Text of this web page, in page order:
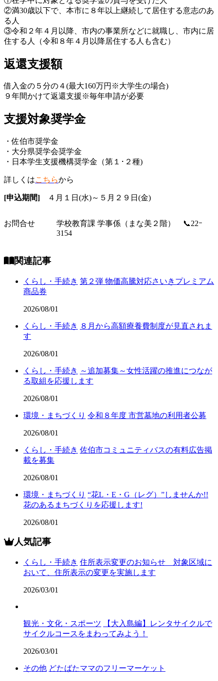
②満30歳以下で、本市に８年以上継続して居住する意志のあ
る人
③令和２年４月以降、市内の事業所などに就職し、市内に居
住する人（令和８年４月以降居住する人も含む）
返還支援額
借入金の５分の４(最大160万円※大学生の場合)
９年間かけて返還支援※毎年申請が必要
支援対象奨学金
・佐伯市奨学金
・大分県奨学会奨学金
・日本学生支援機構奨学金（第１･２種)
詳しくはこちらから
[申込期間] ４月１日(水)～５月２９日(金)
お問合せ
学校教育課 学事係（まな美２階） 📞22ｰ
3154
関連記事
くらし・手続き 第２弾 物価高騰対応さいきプレミアム
商品券
2026/08/01
くらし・手続き ８月から高額療養費制度が見直されま
す
2026/08/01
くらし・手続き ～追加募集～女性活躍の推進につなが
る取組を応援します
2026/08/01
環境・まちづくり 令和８年度 市営墓地の利用者公募
2026/08/01
くらし・手続き 佐伯市コミュニティバスの有料広告掲
載を募集
2026/08/01
環境・まちづくり “花L・E・G（レグ）”しませんか!!
花のあるまちづくりを応援します!
2026/08/01
人気記事
くらし・手続き 住所表示変更のお知らせ 対象区域に
おいて、住所表示の変更を実施します
2026/03/01
観光・文化・スポーツ
【大入島編】レンタサイクルで
サイクルコースをまわってみよう！
2026/03/01
その他 どたばたママのフリーマーケット